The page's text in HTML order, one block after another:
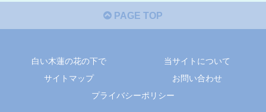
PAGE TOP
白い木蓮の花の下で
当サイトについて
サイトマップ
お問い合わせ
プライバシーポリシー